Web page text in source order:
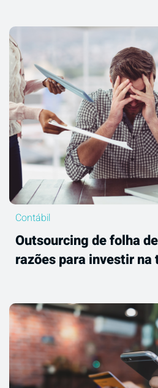
Contábil
Outsourcing de folha
razões para investir